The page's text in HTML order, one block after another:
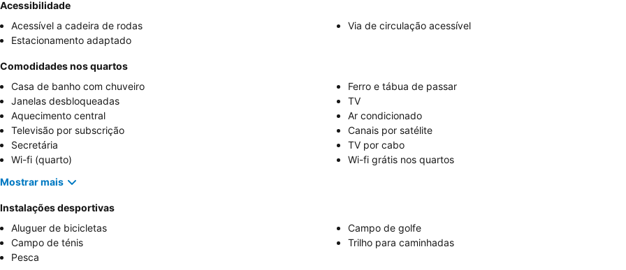
Acessibilidade
Acessível a cadeira de rodas
Via de circulação acessível
Estacionamento adaptado
Comodidades nos quartos
Casa de banho com chuveiro
Ferro e tábua de passar
Janelas desbloqueadas
TV
Aquecimento central
Ar condicionado
Televisão por subscrição
Canais por satélite
Secretária
TV por cabo
Wi-fi (quarto)
Wi-fi grátis nos quartos
Mostrar mais
Instalações desportivas
Aluguer de bicicletas
Campo de golfe
Campo de ténis
Trilho para caminhadas
Pesca